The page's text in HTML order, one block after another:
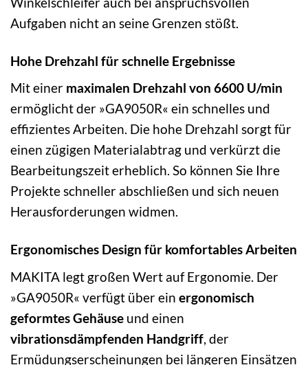
Aufgaben nicht an seine Grenzen stößt.
Hohe Drehzahl für schnelle Ergebnisse
Mit einer maximalen Drehzahl von 6600 U/min
ermöglicht der »GA9050R« ein schnelles und
effizientes Arbeiten. Die hohe Drehzahl sorgt für
einen zügigen Materialabtrag und verkürzt die
Bearbeitungszeit erheblich. So können Sie Ihre
Projekte schneller abschließen und sich neuen
Herausforderungen widmen.
Ergonomisches Design für komfortables Arbeiten
MAKITA legt großen Wert auf Ergonomie. Der
»GA9050R« verfügt über ein ergonomisch
geformtes Gehäuse und einen
vibrationsdämpfenden Handgriff, der
Ermüdungserscheinungen bei längeren Einsätzen